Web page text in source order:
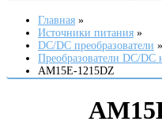
Главная
Источники питания
DC/DC преобразователи
Преобразователи DC/DC
AM15E-1215DZ